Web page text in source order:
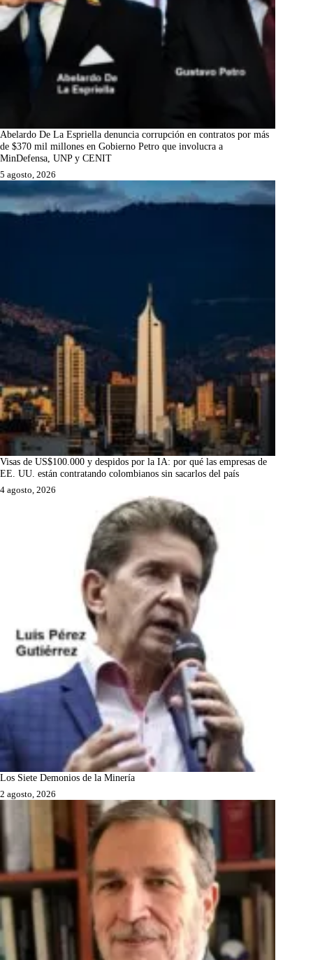
Abelardo De La Espriella denuncia corrupción en contratos por más
de $370 mil millones en Gobierno Petro que involucra a
MinDefensa, UNP y CENIT
5 agosto, 2026
Visas de US$100.000 y despidos por la IA: por qué las empresas de
EE. UU. están contratando colombianos sin sacarlos del país
4 agosto, 2026
Los Siete Demonios de la Minería
2 agosto, 2026